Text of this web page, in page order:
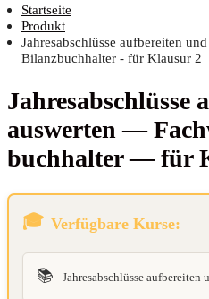
Startseite
Produkt
Jahresabschlüsse aufbereiten
Bilanzbuchhalter - für Klausur 2
Jah­res­ab­schlüs­se
aus­wer­ten —
buch­hal­ter — für
Verfügbare Kurse:
📚 Jahresabschlüsse aufbereiten